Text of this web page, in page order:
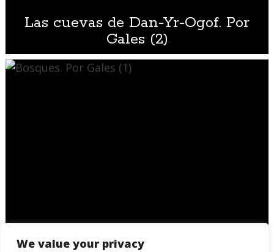
We value your privacy
Las cuevas de Dan-Yr-Ogof. Por
Gales (2)
Bosques. Por Gales (1)